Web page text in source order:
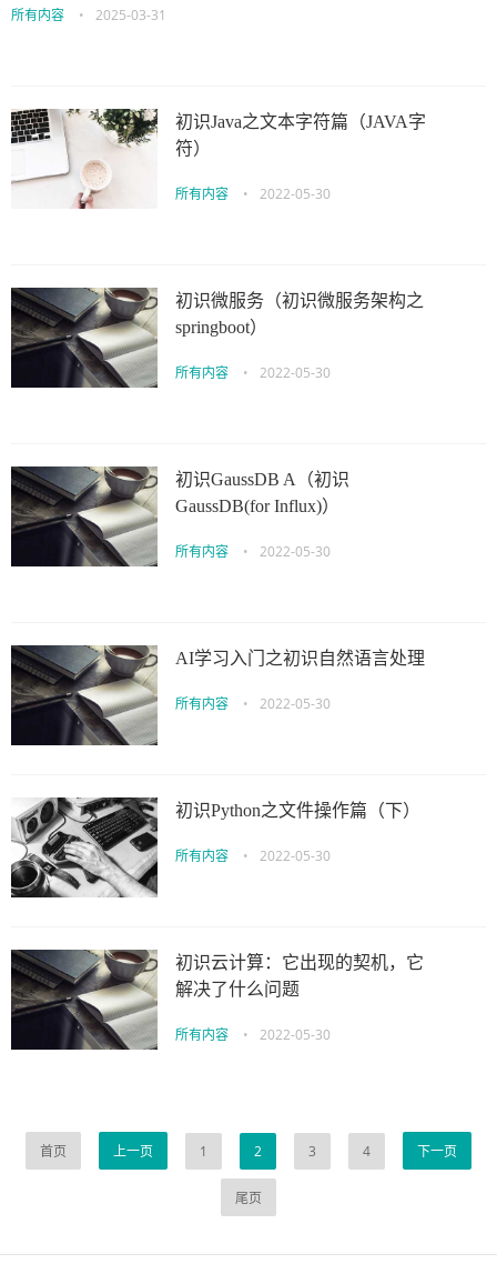
所有内容 • 2025-03-31
初识Java之文本字符篇（JAVA字
符）
所有内容 • 2022-05-30
初识微服务（初识微服务架构之
springboot）
所有内容 • 2022-05-30
初识GaussDB A（初识
GaussDB(for Influx)）
所有内容 • 2022-05-30
AI学习入门之初识自然语言处理
所有内容 • 2022-05-30
初识Python之文件操作篇（下）
所有内容 • 2022-05-30
初识云计算：它出现的契机，它
解决了什么问题
所有内容 • 2022-05-30
首页 上一页 1 2 3 4 下一页
尾页